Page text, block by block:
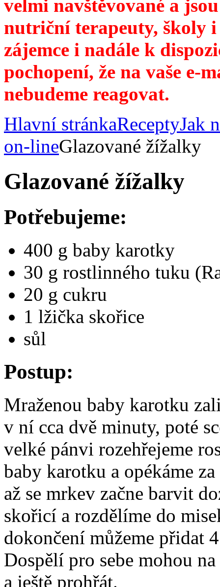
velmi navštěvované a
nutriční terapeuty, školy
zájemce i nadále k
pochopení, že na vaše e-
nebudeme reagovat.
Hlavní stránkaReceptyJak
on-lineGlazované žížalky
Glazované žížalky
Potřebujeme:
400 g baby karotky
30 g rostlinného tuku
20 g cukru
1 lžička skořice
sůl
Postup:
Mraženou baby karotku
v ní cca dvě minuty, poté
velké pánvi rozehřejeme
baby karotku a opékáme
až se mrkev začne barvit
skořicí a rozdělíme do
dokončení můžeme přidat
Dospělí pro sebe mohou
a ještě prohřát.